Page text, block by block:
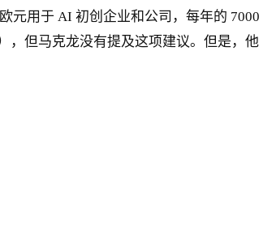
元用于 AI 初创企业和公司，每年的 7000
，但马克龙没有提及这项建议。但是，他